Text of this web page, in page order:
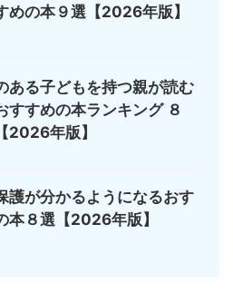
めの本９選【2026年版】
ある子どもを持つ親が読む
すすめの本ランキング ８
2026年版】
護が分かるようになるおす
本８選【2026年版】